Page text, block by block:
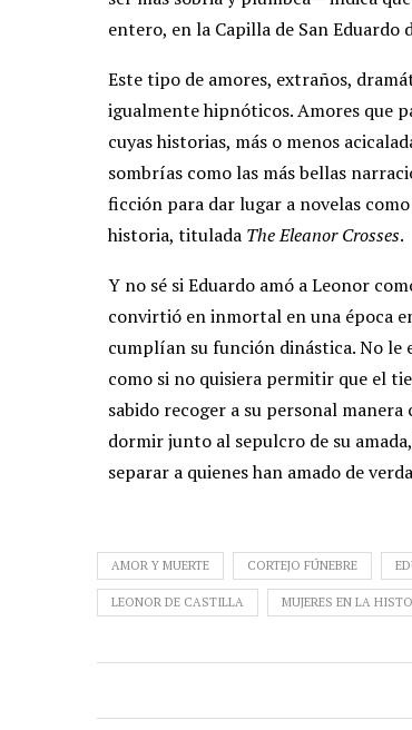
entero, en la Capilla de San Eduardo
Este tipo de amores, extraños,
igualmente hipnóticos. Amores que
cuyas historias, más o menos
sombrías como las más bellas
ficción para dar lugar a novelas
historia, titulada The Eleanor Crosses.
Y no sé si Eduardo amó a Leonor
convirtió en inmortal en una época
cumplían su función dinástica. No le
como si no quisiera permitir que el
sabido recoger a su personal
dormir junto al sepulcro de su
separar a quienes han amado de
AMOR Y MUERTE CORTEJO FÚNEBRE
LEONOR DE CASTILLA MUJERES EN LA